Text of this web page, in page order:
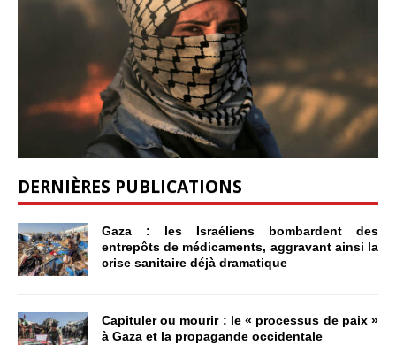
DERNIÈRES PUBLICATIONS
Gaza : les Israéliens bombardent des
entrepôts de médicaments, aggravant ainsi la
crise sanitaire déjà dramatique
Capituler ou mourir : le « processus de paix »
à Gaza et la propagande occidentale